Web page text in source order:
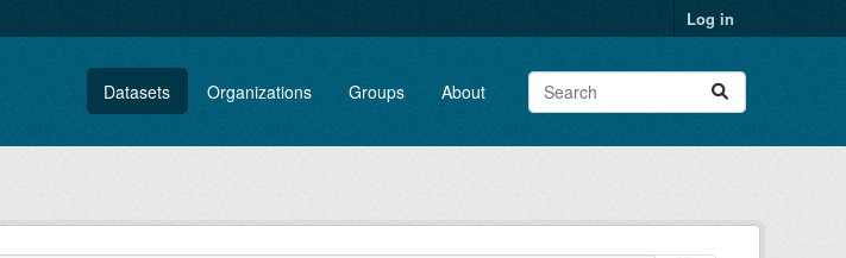
Log in
Datasets Organizations Groups About